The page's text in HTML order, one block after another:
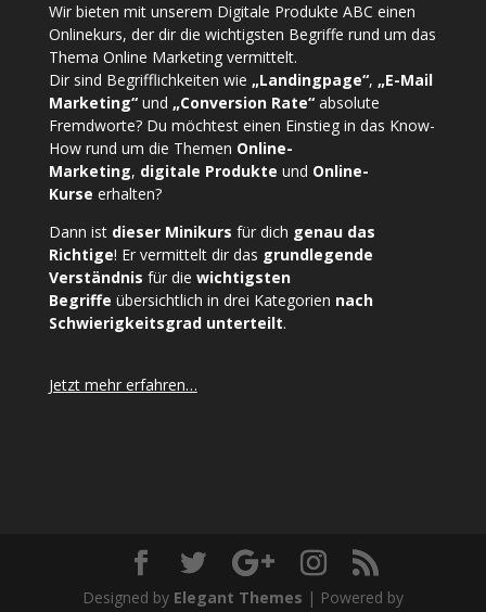
Wir bieten mit unserem Digitale Produkte ABC einen
Onlinekurs, der dir die wichtigsten Begriffe rund um das
Thema Online Marketing vermittelt.
Dir sind Begrifflichkeiten wie „Landingpage“, „E-Mail
Marketing“und „Conversion Rate“absolute
Fremdworte? Du möchtest einen Einstieg in das Know-
How rund um die Themen Online-
Marketing, digitale Produkte und Online-
Kurse erhalten?
Dann ist dieser Minikurs für dich genau das
Richtige! Er vermittelt dir das grundlegende
Verständnis für die wichtigsten
Begriffe übersichtlich in drei Kategorien nach
Schwierigkeitsgrad unterteilt.
Jetzt mehr erfahren…
Designed by Elegant Themes | Powered by